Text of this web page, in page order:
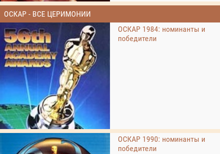
ОСКАР - ВСЕ ЦЕРИМОНИИ
ОСКАР 1984: номинанты и
победители
ОСКАР 1990: номинанты и
победители